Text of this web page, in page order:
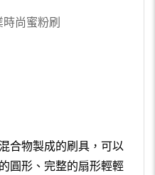
尚蜜粉刷
合物製成的刷具，可以
圓形、完整的扇形輕輕